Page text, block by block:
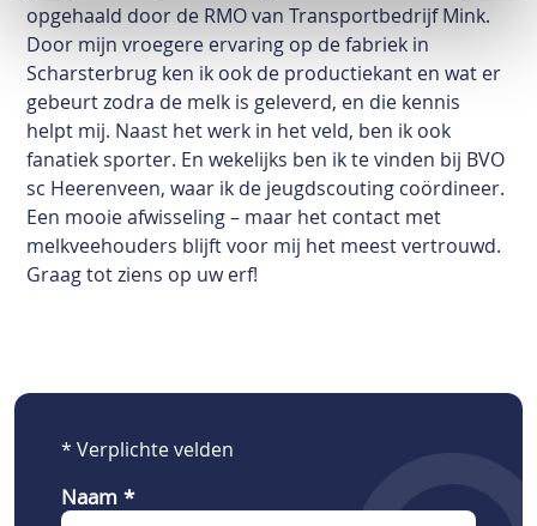
opgehaald door de RMO van Transportbedrijf Mink.
Door mijn vroegere ervaring op de fabriek in
Scharsterbrug ken ik ook de productiekant en wat er
gebeurt zodra de melk is geleverd, en die kennis
helpt mij. Naast het werk in het veld, ben ik ook
fanatiek sporter. En wekelijks ben ik te vinden bij BVO
sc Heerenveen, waar ik de jeugdscouting coördineer.
Een mooie afwisseling – maar het contact met
melkveehouders blijft voor mij het meest vertrouwd.
Graag tot ziens op uw erf!
* Verplichte velden
Naam